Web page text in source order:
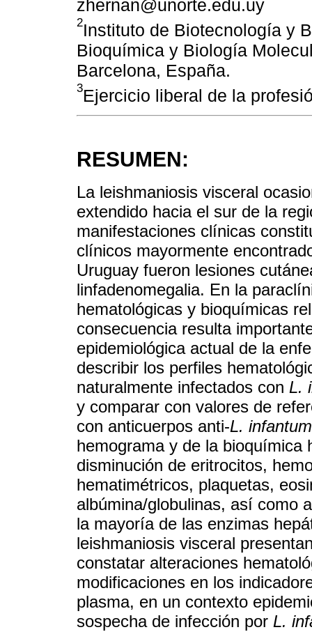
zhernan@unorte.edu.uy
2Instituto de Biotecnología y
Bioquímica y Biología
Barcelona, España.
3Ejercicio liberal de la
RESUMEN:
La leishmaniosis visceral
extendido hacia el sur de la
manifestaciones clínicas
clínicos mayormente
Uruguay fueron lesiones
linfadenomegalia. En la
hematológicas y bioquímicas
consecuencia resulta
epidemiológica actual de la
describir los perfiles
naturalmente infectados con L.
y comparar con valores de
con anticuerpos anti-L. infantum
hemograma y de la bioquímica
disminución de eritrocitos,
hematimétricos, plaquetas,
albúmina/globulinas, así como
la mayoría de las enzimas
leishmaniosis visceral
constatar alteraciones
modificaciones en los
plasma, en un contexto
sospecha de infección por L.